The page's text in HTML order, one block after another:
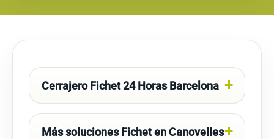
Cerrajero Fichet 24 Horas Barcelona
Más soluciones Fichet en Canovelles